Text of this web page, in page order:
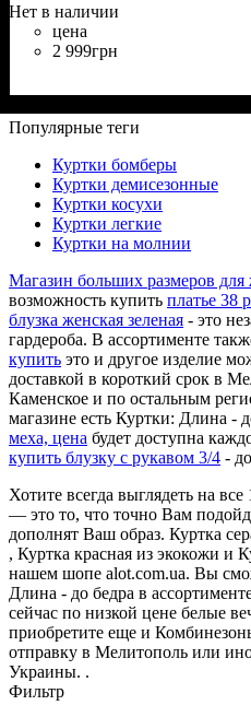
Нет в наличии
цена
2 999грн
Популярные теги
Куртки бомберы
Куртки демисезонные
Куртки косухи
Куртки легкие
Куртки на молнии
Магазин больших размеров
возможность купить платье 38
блузка женская зеленая - это
гардероба. В ассортименте
купить это и другое изделие
доставкой в короткий срок в
Каменское и по остальным
магазине есть Куртки: Длина -
меха, цена будет доступна
купить блузку с рукавом 3/4 -
Хотите всегда выглядеть на
— это то, что точно Вам
дополнят Ваш образ. Куртка
, Куртка красная из экокожи и
нашем шопе alot.com.ua. Вы
Длина - до бедра в
сейчас по низкой цене белые
приобретите еще и
отправку в Мелитополь или
Украины. .
Фильтр